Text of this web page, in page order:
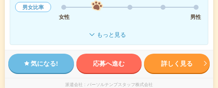
男女比率
女性
男性
もっと見る
気になる! 応募へ進む 詳しく見る
派遣会社 パーソルテンプスタッフ株式会社